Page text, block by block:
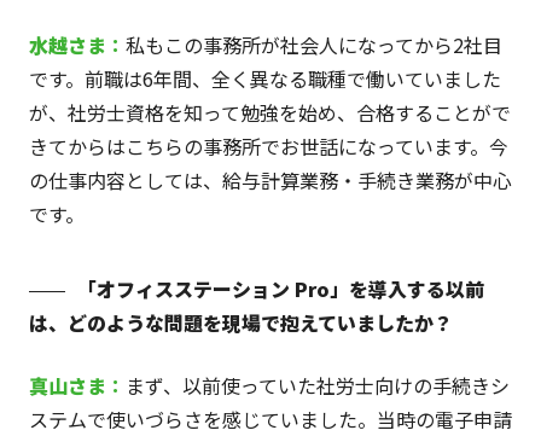
水越さま ： 私もこの事務所が社会人になってから2社目
です。前職は6年間、全く異なる職種で働いていました
が、社労士資格を知って勉強を始め、合格することがで
きてからはこちらの事務所でお世話になっています。今
の仕事内容としては、給与計算業務・手続き業務が中心
です。
「オフィスステーション Pro」を導入する以前
は、どのような問題を現場で抱えていましたか？
真山さま ： まず、以前使っていた社労士向けの手続きシ
ステムで使いづらさを感じていました。当時の電子申請